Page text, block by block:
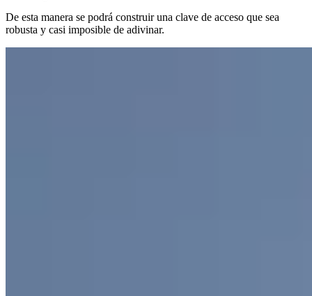
De esta manera se podrá construir una clave de acceso que sea
robusta y casi imposible de adivinar.